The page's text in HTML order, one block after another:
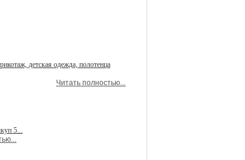
детская одежда, полотенца
Читать полностью...
5...